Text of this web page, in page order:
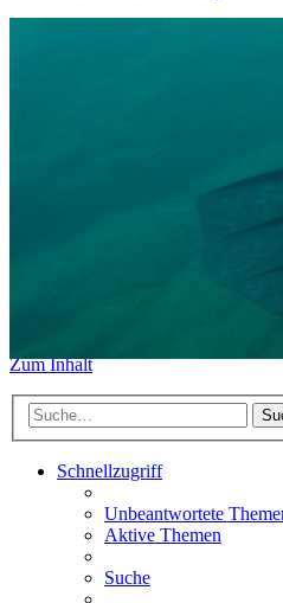
Das
Das alte
Sidemount-
Zum Inhalt
Schnellzugriff
Unbeantwortete
Aktive Themen
Suche